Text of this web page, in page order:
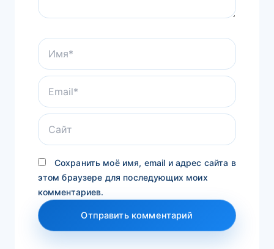
Имя*
Email*
Сайт
Сохранить моё имя, email и адрес сайта в
этом браузере для последующих моих
комментариев.